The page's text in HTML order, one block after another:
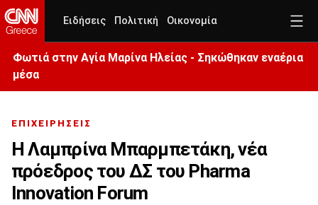
Ειδήσεις Πολιτική Οικονομία
Φωτιά στην Aγία Μαρίνα Ηλείας - Σηκώθηκαν εναέρια
μέσα
ΕΠΙΧΕΙΡΗΣΕΙΣ
Η Λαμπρίνα Μπαρμπετάκη, νέα
πρόεδρος του ΔΣ του Pharma
Ιnnovation Forum